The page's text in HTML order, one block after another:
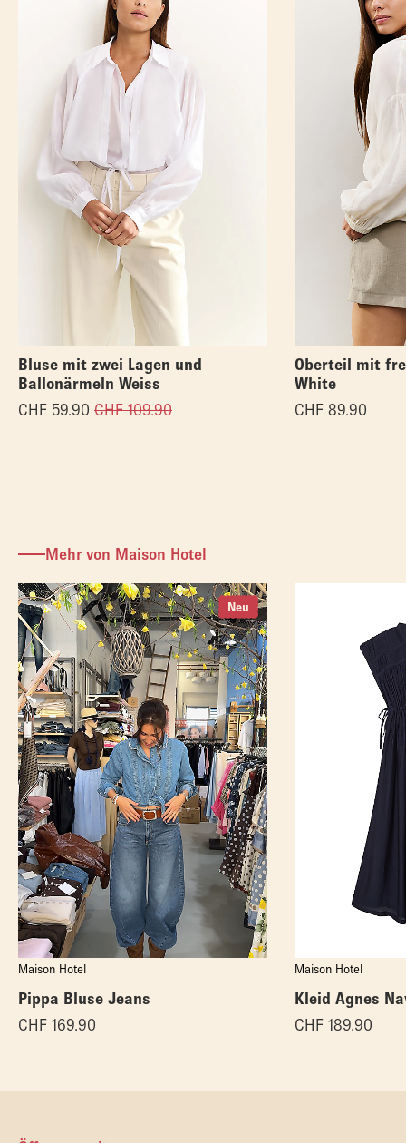
Bluse mit zwei Lagen und
Ballonärmeln Weiss
CHF109.90
CHF 59.90
Oberteil mit
White
CHF 89.90
Mehr von Maison Hotel
Maison Hotel
Neu
Pippa Bluse Jeans
CHF 169.90
Maison Hotel
Kleid Agnes
CHF 189.90